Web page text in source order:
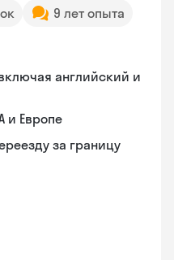
9 лет опыта
английский и
и Европе
за границу